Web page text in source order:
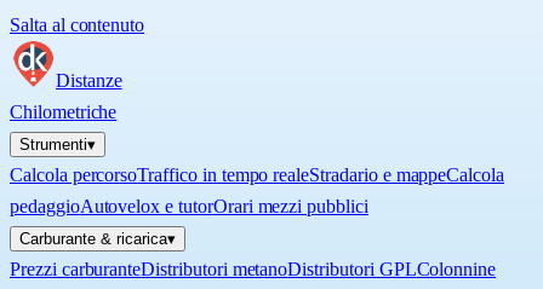
Salta al contenuto
Distanze
Chilometriche
Strumenti▾
Calcola percorsoTraffico in tempo realeStradario e mappeCalcola
pedaggioAutovelox e tutorOrari mezzi pubblici
Carburante & ricarica▾
Prezzi carburanteDistributori metanoDistributori GPLColonnine